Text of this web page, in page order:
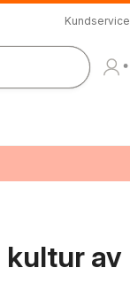
Kundservice
kultur av